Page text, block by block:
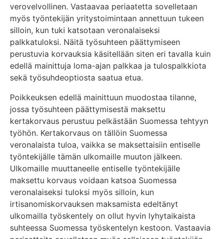
verovelvollinen. Vastaavaa periaatetta sovelletaan
myös työntekijän yritystoimintaan annettuun tukeen
silloin, kun tuki katsotaan veronalaiseksi
palkkatuloksi. Näitä työsuhteen päättymiseen
perustuvia korvauksia käsitellään siten eri tavalla kuin
edellä mainittuja loma-ajan palkkaa ja tulospalkkiota
sekä työsuhdeoptiosta saatua etua.
Poikkeuksen edellä mainittuun muodostaa tilanne,
jossa työsuhteen päättymisestä maksettu
kertakorvaus perustuu pelkästään Suomessa tehtyyn
työhön. Kertakorvaus on tällöin Suomessa
veronalaista tuloa, vaikka se maksettaisiin entiselle
työntekijälle tämän ulkomaille muuton jälkeen.
Ulkomaille muuttaneelle entiselle työntekijälle
maksettu korvaus voidaan katsoa Suomessa
veronalaiseksi tuloksi myös silloin, kun
irtisanomiskorvauksen maksamista edeltänyt
ulkomailla työskentely on ollut hyvin lyhytaikaista
suhteessa Suomessa työskentelyn kestoon. Vastaavia